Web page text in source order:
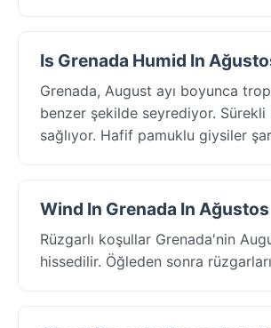
Is Grenada Humid In
Grenada, August ayı boyunca
benzer şekilde seyrediyor. Sürekli
sağlıyor. Hafif pamuklu giysiler
Wind In Grenada In Ağustos
Rüzgarlı koşullar Grenada'nin
hissedilir. Öğleden sonra